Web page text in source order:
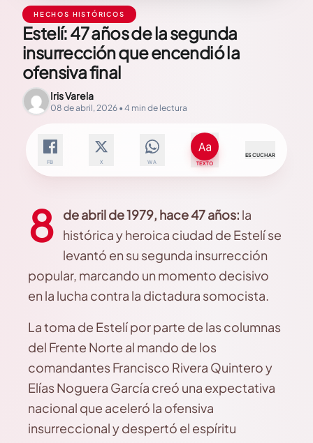
HECHOS HISTÓRICOS
Estelí: 47 años de la segunda
insurrección que encendió la
ofensiva final
Iris Varela
08 de abril, 2026 • 4 min de lectura
FB X WA TEXTO
ESCUCHAR
8 de abril de 1979, hace 47 años: la
histórica y heroica ciudad de Estelí se
levantó en su segunda insurrección
popular, marcando un momento decisivo
en la lucha contra la dictadura somocista.
La toma de Estelí por parte de las columnas
del Frente Norte al mando de los
comandantes Francisco Rivera Quintero y
Elías Noguera García creó una expectativa
nacional que aceleró la ofensiva
insurreccional y despertó el espíritu